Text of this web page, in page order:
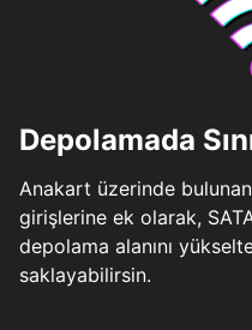
Depolamada
Anakart üzerinde
girişlerine ek olarak,
depolama alanını
saklayabilirsin.